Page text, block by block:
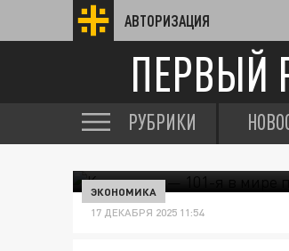
АВТОРИЗАЦИЯ
ПЕРВЫЙ
РУБРИКИ
ЭКОНОМИКА
17 ДЕКАБРЯ 2025 11:54